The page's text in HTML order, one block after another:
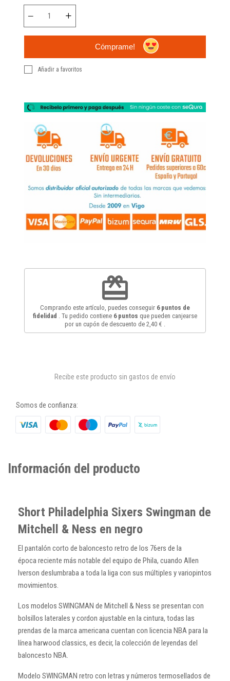
Cómprame!
Añadir a favoritos
redeem
Comprando este artículo, puedes conseguir 6puntos de
fidelidad
. Tu pedido contiene 6puntos que pueden canjearse
por un cupón de descuento de 2,40 €
Recibe este producto sin gastos de envío
Somos de confianza:
Información del producto
Short Philadelphia Sixers Swingman de
Mitchell & Ness en negro
El pantalón corto de baloncesto retro de los 76ers de la
época reciente más notable del equipo de Phila, cuando Allen
Iverson deslumbraba a toda la liga con sus múltiples y variopintos
movimientos.
Los modelos SWINGMAN de Mitchell & Ness se presentan con
bolsillos laterales y cordon ajustable en la cintura, todas las
prendas de la marca americana cuentan con licencia NBA para la
línea harwood classics, es decir, la colección de leyendas del
baloncesto NBA.
Modelo SWINGMAN retro con letras y números termosellados de